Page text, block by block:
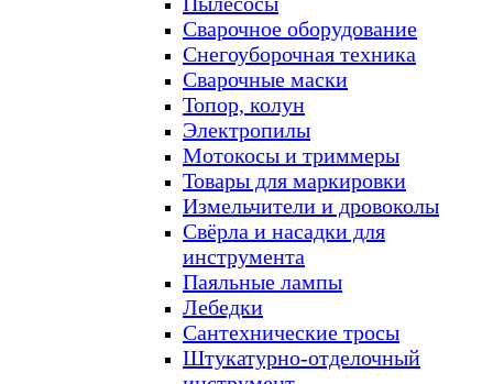
Сварочное оборудование
Снегоуборочная техника
Сварочные маски
Топор, колун
Электропилы
Мотокосы и триммеры
Товары для маркировки
Измельчители и дровоколы
Свёрла и насадки для
инструмента
Паяльные лампы
Лебедки
Сантехнические тросы
Штукатурно-отделочный